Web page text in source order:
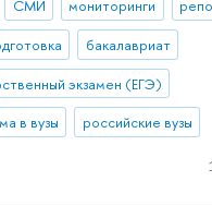
СМИ мониторинги
бакалавриат
экзамен (ЕГЭ)
в вузы
российские вузы